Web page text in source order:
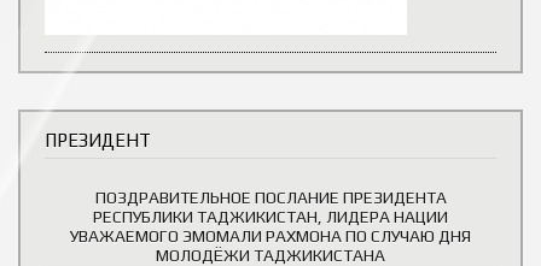
ПРЕЗИДЕНТ
ПОЗДРАВИТЕЛЬНОЕ ПОСЛАНИЕ ПРЕЗИДЕНТА
РЕСПУБЛИКИ ТАДЖИКИСТАН, ЛИДЕРА НАЦИИ
УВАЖАЕМОГО ЭМОМАЛИ РАХМОНА ПО СЛУЧАЮ ДНЯ
МОЛОДЁЖИ ТАДЖИКИСТАНА